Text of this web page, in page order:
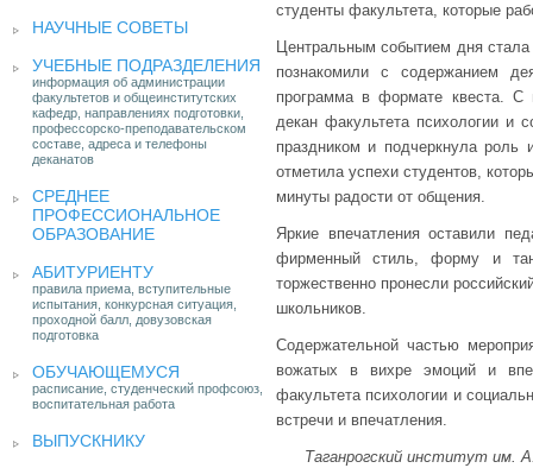
НАУЧНЫЕ СОВЕТЫ
УЧЕБНЫЕ ПОДРАЗДЕЛЕНИЯ
информация об администрации
факультетов и общеинститутских
кафедр, направлениях подготовки,
профессорско-преподавательском
составе, адреса и телефоны
деканатов
СРЕДНЕЕ
ПРОФЕССИОНАЛЬНОЕ
ОБРАЗОВАНИЕ
АБИТУРИЕНТУ
правила приема, вступительные
испытания, конкурсная ситуация,
проходной балл, довузовская
подготовка
ОБУЧАЮЩЕМУСЯ
расписание, студенческий профсоюз,
воспитательная работа
ВЫПУСКНИКУ
студенты факультета, которые
Центральным событием дня
познакомили с содержанием
программа в формате квеста. С
декан факультета психологии и
праздником и подчеркнула
отметила успехи студентов,
минуты радости от общения.
Яркие впечатления оставили
фирменный стиль, форму и
торжественно пронесли
школьников.
Содержательной частью
вожатых в вихре эмоций и
факультета психологии и
встречи и впечатления.
Таганрогский институт им.